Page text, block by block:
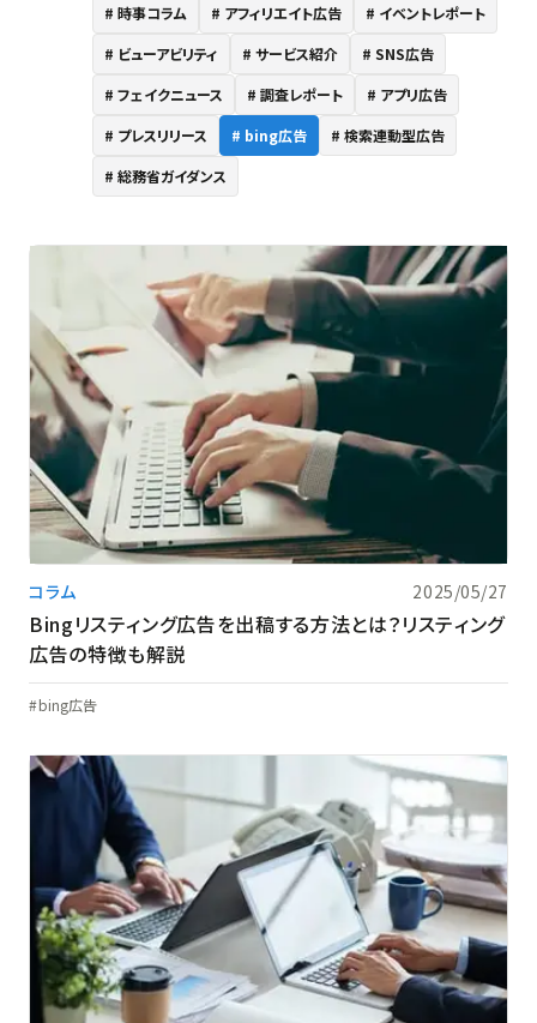
時事コラム
アフィリエイト広告
イベントレポート
ビューアビリティ
サービス紹介
SNS広告
フェイクニュース
調査レポート
アプリ広告
プレスリリース
bing広告
検索連動型広告
総務省ガイダンス
コラム 2025/05/27
Bingリスティング広告を出稿する方法とは？リスティング
広告の特徴も解説
bing広告